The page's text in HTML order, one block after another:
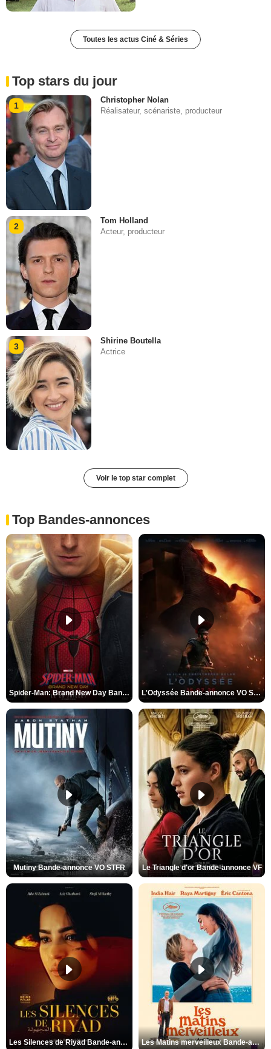
Toutes les actus Ciné & Séries
Top stars du jour
1
Christopher Nolan
Réalisateur, scénariste, producteur
2
Tom Holland
Acteur, producteur
3
Shirine Boutella
Actrice
Voir le top star complet
Top Bandes-annonces
Spider-Man: Brand New Day Bande-annonce VO STFR L'Odyssée Bande-annonce VO STFR
Mutiny Bande-annonce VO STFR Le Triangle d'or Bande-annonce VF
Les Silences de Riyad Bande-annonce VO STFR Les Matins merveilleux Bande-annonce VF